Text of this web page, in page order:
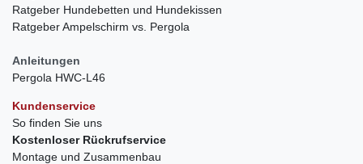
Ratgeber Hundebetten und Hundekissen
Ratgeber Ampelschirm vs. Pergola
Anleitungen
Pergola HWC-L46
Kundenservice
So finden Sie uns
Kostenloser Rückrufservice
Montage und Zusammenbau